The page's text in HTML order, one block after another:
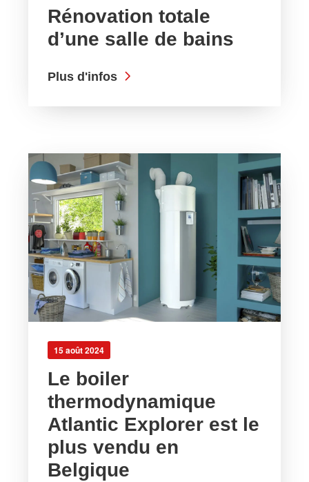
Rénovation totale
d’une salle de bains
Plus d'infos
15 août 2024
Le boiler
thermodynamique
Atlantic Explorer est le
plus vendu en
Belgique